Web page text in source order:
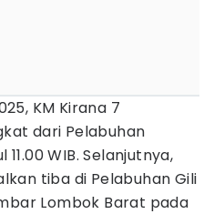
KM Kirana 7
dari Pelabuhan
WIB. Selanjutnya,
tiba di Pelabuhan Gili
Lombok Barat pada